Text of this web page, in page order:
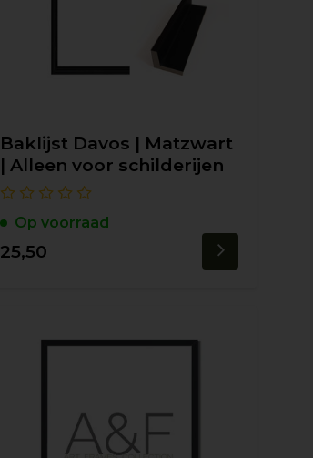
Baklijst Davos | Matzwart
| Alleen voor schilderijen
Op voorraad
25,50